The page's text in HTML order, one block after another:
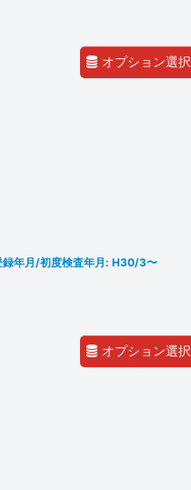
オプション選択
年月/初度検査年月: H30/3〜
オプション選択